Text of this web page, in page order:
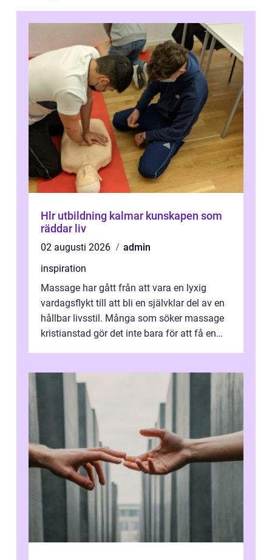
Hlr utbildning kalmar kunskapen som
räddar liv
02 augusti 2026
admin
inspiration
Massage har gått från att vara en lyxig
vardagsflykt till att bli en självklar del av en
hållbar livsstil. Många som söker massage
kristianstad gör det inte bara för att få en